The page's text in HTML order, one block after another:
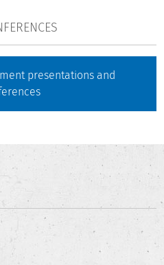
presentations and